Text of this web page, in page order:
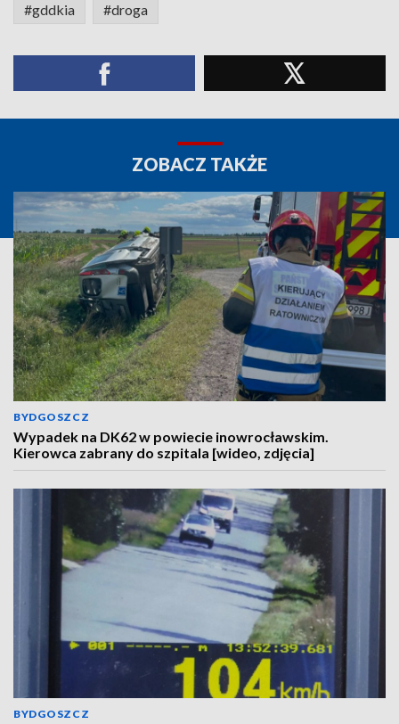
#gddkia #droga
ZOBACZ TAKŻE
BYDGOSZCZ
Wypadek na DK62 w powiecie inowrocławskim.
Kierowca zabrany do szpitala [wideo, zdjęcia]
BYDGOSZCZ